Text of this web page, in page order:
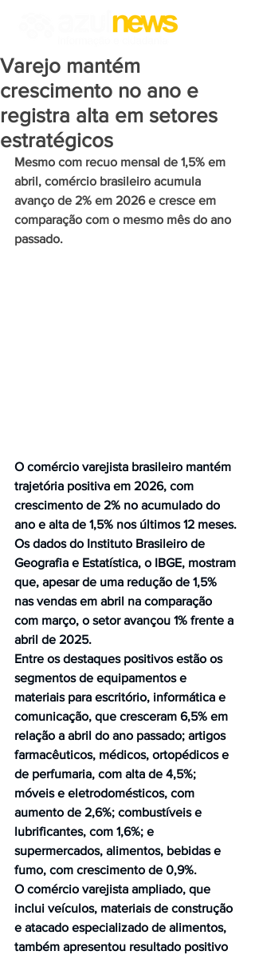
Varejo mantém
crescimento no ano e
registra alta em setores
estratégicos
Mesmo com recuo mensal de 1,5% em
abril, comércio brasileiro acumula
avanço de 2% em 2026 e cresce em
comparação com o mesmo mês do ano
passado.
O comércio varejista brasileiro mantém
trajetória positiva em 2026, com
crescimento de 2% no acumulado do
ano e alta de 1,5% nos últimos 12 meses.
Os dados do Instituto Brasileiro de
Geografia e Estatística, o IBGE, mostram
que, apesar de uma redução de 1,5%
nas vendas em abril na comparação
com março, o setor avançou 1% frente a
abril de 2025.
Entre os destaques positivos estão os
segmentos de equipamentos e
materiais para escritório, informática e
comunicação, que cresceram 6,5% em
relação a abril do ano passado; artigos
farmacêuticos, médicos, ortopédicos e
de perfumaria, com alta de 4,5%;
móveis e eletrodomésticos, com
aumento de 2,6%; combustíveis e
lubrificantes, com 1,6%; e
supermercados, alimentos, bebidas e
fumo, com crescimento de 0,9%.
O comércio varejista ampliado, que
inclui veículos, materiais de construção
e atacado especializado de alimentos,
também apresentou resultado positivo